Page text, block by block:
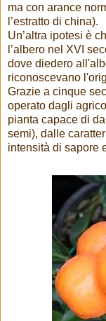
ma con arance
l’estratto di china).
Un’altra ipotesi è
l’albero nel XVI
dove diedero
riconoscevano
Grazie a cinque
operato dagli
pianta capace di
semi), dalle
intensità di sapore